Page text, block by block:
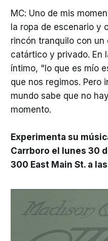
MC: Uno de mis
la ropa de escenario y
rincón tranquilo con un
catártico y privado. En
íntimo, "lo que es mío
que nos regimos. Pero
mundo sabe que no
momento.
Experimenta su
Carrboro el lunes 30
300 East Main St. a